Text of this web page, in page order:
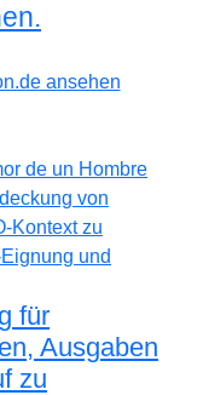
ansehen
für
Ausgaben
zu